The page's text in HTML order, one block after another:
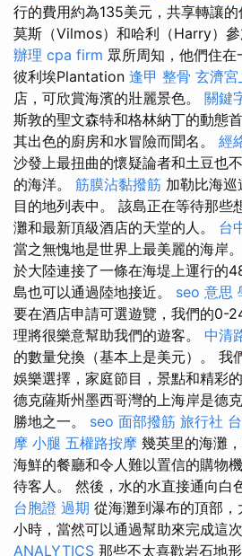
行的費用約為135美元，共享轉讓
莫斯（Vilmos）和哈利（Harry）參
辦理 cpa firm 眾所周知，他們住
彼利埃Plantation 逢甲 整骨 玄濟宮
店，可欣賞海濱的壯麗景色。 關鍵
斯敦的聖文森特和格林納丁的動態
其出色的廚房和水冒險而聞名。 經
沙發上最扭曲的懷疑論者和土豆也
的海洋。 筋膜沾黏撥筋 加勒比海
目的地列表中。 該島正在等待那些
灘和最新頂級酒店的天堂的人。 台
當之無愧地是世界上最美麗的海岸。
於大陸連接了一條在海堤上運行的
島也可以通過陸地接近。 seo 意思
要在酒店申請可選遊覽，我們的0-
理將很樂意幫助我們的遊客。 中清
的數量兌換（基本上是美元）。 我
娛樂選擇，家庭節目，景點和精彩
德克薩斯州墨西哥灣的上海岸是德
勝地之一。 seo 面部撥筋 旅行社
摩 小腿 五權路按摩 幾英里的海灘
海鮮的餐廳和令人難以置信的購物
待客人。 然後，水的水直接通向白
台胞證 過期 從海灘到瀑布的頂部
小時，當然可以通過幫助來完成這
ANALYTICS 那些不太喜歡岩石地